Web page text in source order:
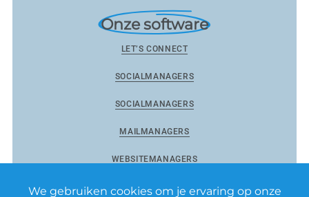
Onze software
LET’S CONNECT
SOCIALMANAGERS
SOCIALMANAGERS
MAILMANAGERS
WEBSITEMANAGERS